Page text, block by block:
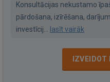
Konsultācijas nekustamo
pārdošana, izīrēšana,
investīcij...
lasīt vairāk